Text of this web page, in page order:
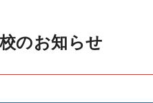
のお知らせ